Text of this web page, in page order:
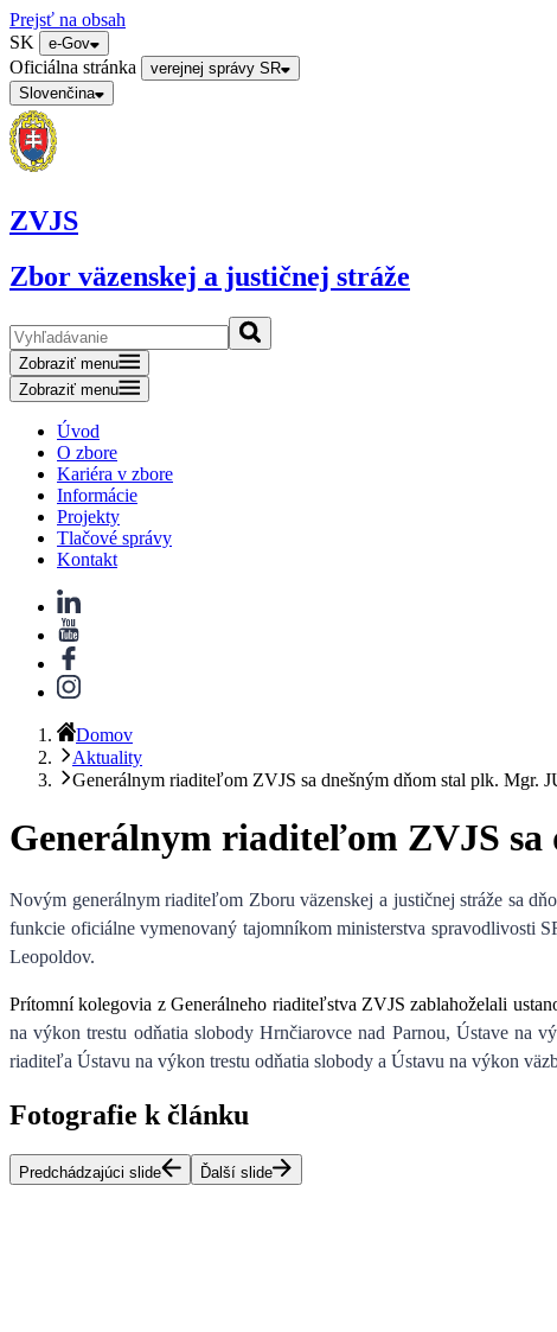
Prejsť na obsah
SK
e-Gov
Oficiálna stránka
verejnej správy SR
Slovenčina
ZVJS
Zbor väzenskej a justičnej stráže
Zobraziť menu
Zobraziť menu
Úvod
O zbore
Kariéra v zbore
Informácie
Projekty
Tlačové správy
Kontakt
Domov
Aktuality
Generálnym riaditeľom ZVJS sa dnešným dňom stal plk. Mgr.
Generálnym riaditeľom ZVJS
Novým generálnym riaditeľom Zboru väzenskej a justičnej stráže sa
funkcie oficiálne vymenovaný tajomníkom ministerstva spravodlivosti
Leopoldov.
Prítomní kolegovia z Generálneho riaditeľstva ZVJS zablahoželali
na výkon trestu odňatia slobody Hrnčiarovce nad Parnou, Ústave na
riaditeľa Ústavu na výkon trestu odňatia slobody a Ústavu na výkon
Fotografie k článku
Predchádzajúci slide Ďalší slide